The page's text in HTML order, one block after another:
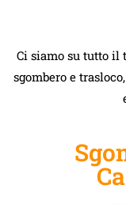
Ci siamo su tutto il
sgombero e